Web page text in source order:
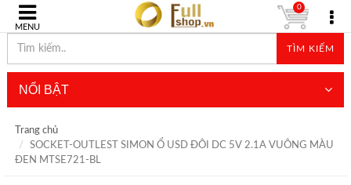
MENU
TÌM KIẾM
0
NỔI BẬT
Trang chủ
SOCKET-OUTLEST SIMON Ổ USD ĐÔI DC 5V 2.1A VUÔNG MÀU
ĐEN MTSE721-BL